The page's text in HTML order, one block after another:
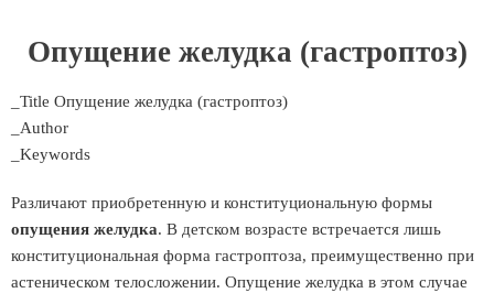
Опущение желудка (гастроптоз)
_Title Опущение желудка (гастроптоз)
_Author
_Keywords
Различают приобретенную и конституциональную формы
опущения желудка. В детском возрасте встречается лишь
конституциональная форма гастроптоза, преимущественно при
астеническом телосложении. Опущение желудка в этом случае